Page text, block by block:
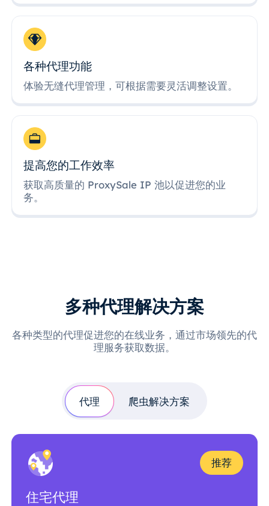
各种代理功能
体验无缝代理管理，可根据需要灵活调整设置。
提高您的工作效率
获取高质量的 ProxySale IP 池以促进您的业
务。
多种代理解决方案
各种类型的代理促进您的在线业务，通过市场领先的代
理服务获取数据。
代理 爬虫解决方案
推荐
住宅代理